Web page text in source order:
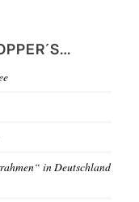
in Deutschland